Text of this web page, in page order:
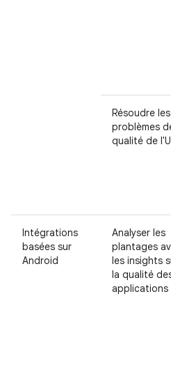
Résoudre les
problèmes
qualité de
Intégrations
basées sur
Android
Analyser les
plantages
les insights
la qualité
applications